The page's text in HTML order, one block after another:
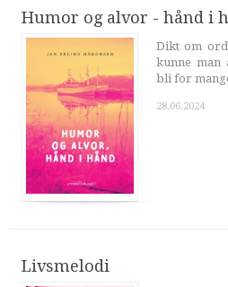
Humor og alvor - hånd i
Dikt om
kunne
bli for
28.06.2024
Livsmelodi